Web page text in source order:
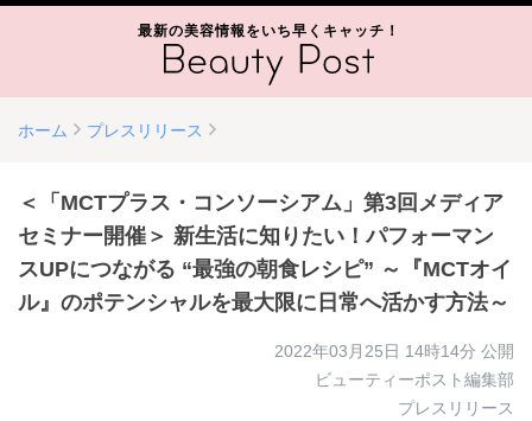
最新の美容情報をいち早くキャッチ！
ホーム プレスリリース
＜「MCTプラス・コンソーシアム」第3回メディア
セミナー開催＞ 新生活に知りたい！パフォーマン
スUPにつながる “最強の朝食レシピ” ～『MCTオイ
ル』のポテンシャルを最大限に日常へ活かす方法～
2022年03月25日 14時14分 公開
ビューティーポスト編集部
プレスリリース